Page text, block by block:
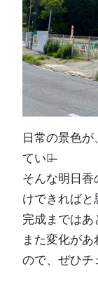
日常の景色が
ていく̶̶
そんな明日香
けできればと
完成まではあ
また変化が
ので、ぜひチ